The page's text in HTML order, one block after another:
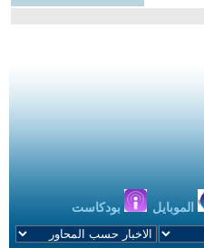
الموبايل بودكاست